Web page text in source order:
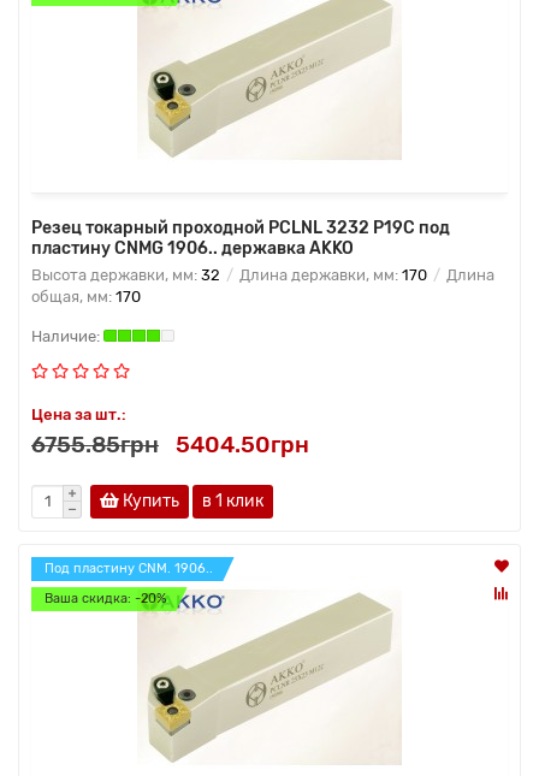
Резец токарный проходной PCLNL 3232 P19C под
пластину CNMG 1906.. державка AKKO
Высота державки, мм: 32 Длина державки, мм: 170
Длина
общая, мм: 170
Цена за шт.:
6755.85грн 5404.50грн
Купить в 1 клик
Под пластину CNM. 1906..
Ваша скидка: -20%